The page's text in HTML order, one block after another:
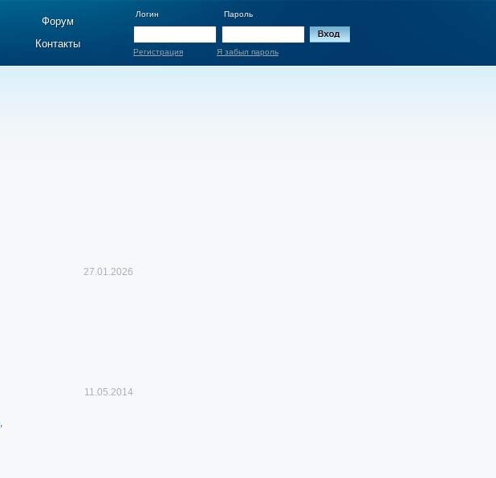
Форум
Контакты
Логин Пароль
Регистрация Я забыл пароль
27.01.2026
,
11.05.2014